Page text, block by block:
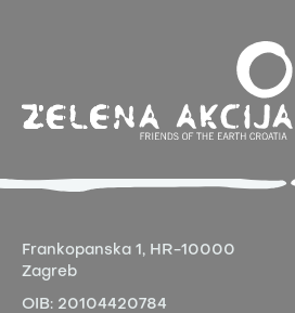
Frankopanska 1, HR-10000
Zagreb
OIB: 20104420784